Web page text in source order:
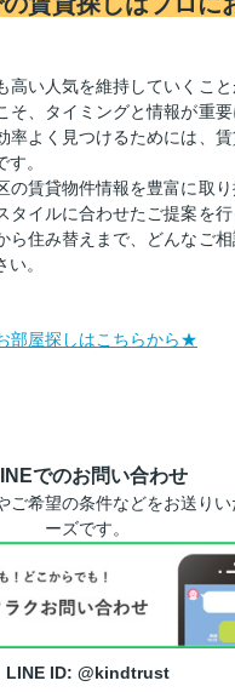
高い人気を維持していくこ
そ、タイミングと情報が重要
率よく見つけるためには、
。
の賃貸物件情報を豊富に取
タイルに合わせたご提案を行
ら住み替えまで、どんなご
。
部屋探しはこちらから★
でのお問い合わせ
希望の条件などをお送りい
ーズです。
LINE ID: @kindtrust